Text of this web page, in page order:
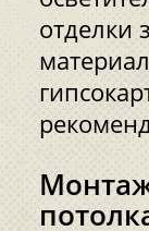
отделки